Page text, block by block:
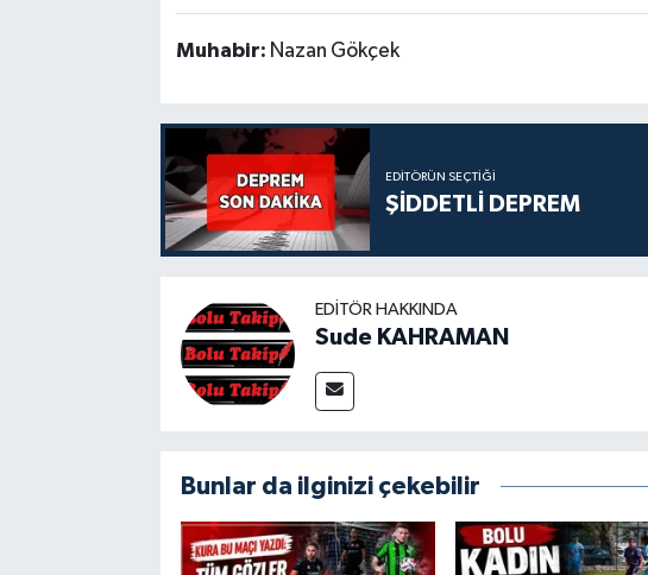
Muhabir: Nazan Gökçek
EDITÖRÜN SEÇTIĞI
ŞİDDETLİ DEPREM
EDITÖR HAKKINDA
Sude KAHRAMAN
Bunlar da ilginizi çekebilir